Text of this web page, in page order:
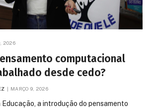
2026
computacional
desde cedo?
MARÇO 9, 2026
Educação, a introdução do pensamento